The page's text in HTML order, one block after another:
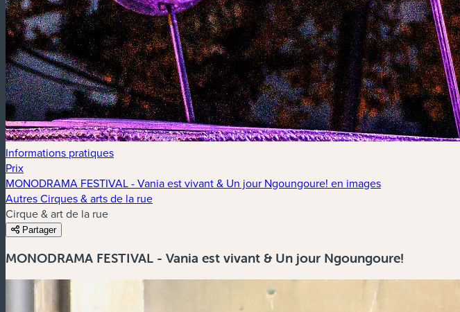
Informations pratiques
Prix
MONODRAMA FESTIVAL - Vania est vivant & Un jour Ngoungoure! en images
Autres Cirques & arts de la rue
Cirque & art de la rue
Partager
MONODRAMA FESTIVAL - Vania est vivant & Un jour Ngoungoure!